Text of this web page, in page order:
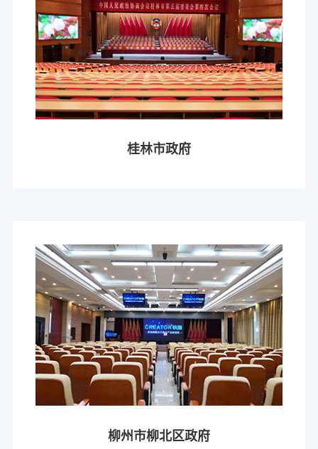
桂林市政府
柳州市柳北区政府